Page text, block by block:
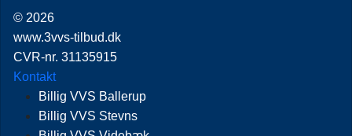
© 2026
www.3vvs-tilbud.dk
CVR-nr. 31135915
Kontakt
Billig VVS Ballerup
Billig VVS Stevns